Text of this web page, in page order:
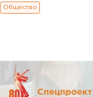
Общество